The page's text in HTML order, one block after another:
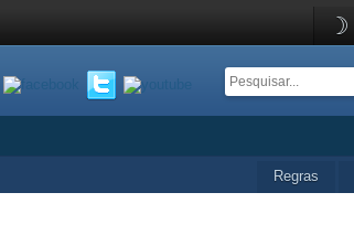
☽
Regras